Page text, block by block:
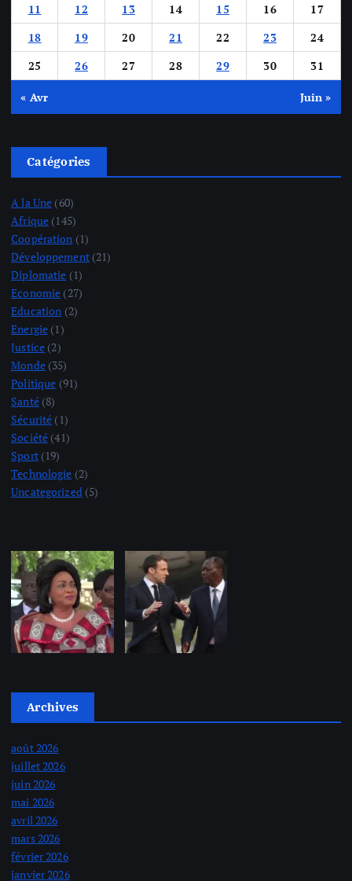
11
12 13 14 15 16
17
18
19 20 21 22 23
24
25
26 27 28 29 30 31
« Avr Juin »
Catégories
A la Une (60)
Afrique (145)
Coopération (1)
Développement(21)
Diplomatie (1)
Economie (27)
Education (2)
Energie (1)
Justice (2)
Monde(35)
Politique (91)
Santé(8)
Sécurité (1)
Société (41)
Sport(19)
Technologie (2)
Uncategorized(5)
Archives
août 2026
juillet 2026
juin 2026
mai 2026
avril 2026
mars 2026
février 2026
janvier 2026